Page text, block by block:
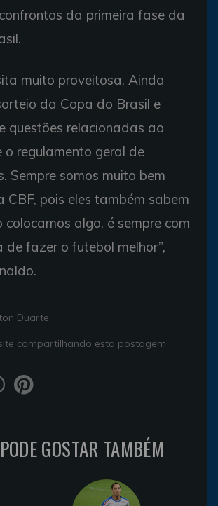
da primeira fase da
muito proveitosa. Ainda
da Copa do Brasil e
questões relacionadas ao
o regulamento geral de
Sempre somos muito bem
CBF, pois eles também sabem
colocamos algo, é sempre com
de fazer o futebol melhor”,
Duarte
compartilhando esta postagem
GOSTAR TAMBÉM